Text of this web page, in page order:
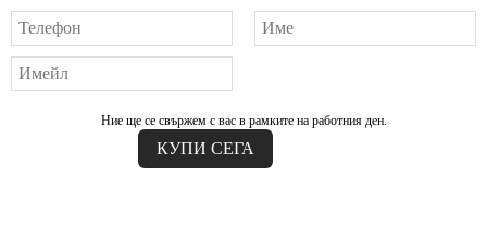
Ние ще се свържем с вас в рамките на работния ден.